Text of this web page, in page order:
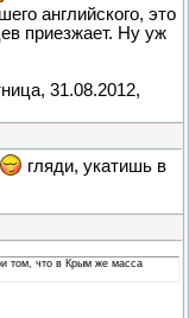
английского, это
приезжает. Ну уж
31.08.2012,
гляди, укатишь в
том, что в Крым же масса